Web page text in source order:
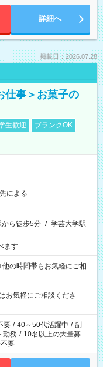
詳細へ
掲載日：2026.07.28
仕事＞お菓子の
生歓迎
ブランクOK
による
から徒歩5分 / 学芸大学駅
ます
気軽にご相談くださ
要 / 40～50代活躍中 / 副
勤務 / 10名以上の大量募
要